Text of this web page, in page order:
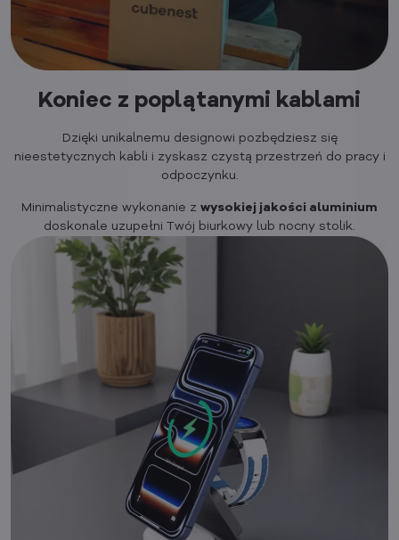
Koniec z poplątanymi kablami
Dzięki unikalnemu designowi pozbędziesz się
nieestetycznych kabli i zyskasz czystą przestrzeń do pracy i
odpoczynku.
Minimalistyczne wykonanie z wysokiej jakości aluminium
doskonale uzupełni Twój biurkowy lub nocny stolik.